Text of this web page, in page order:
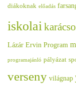
diákoknak előadás
iskolai
Lázár Ervin Program
programajánló pályázat
verseny világnap